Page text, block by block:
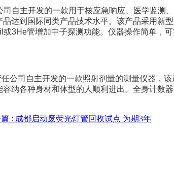
主开发的一款用于核应急响应、医学监测
达到国际同类产品技术水平。该产品采用新
3He管增加中子探测功能。仪器操作简单，可
司自主开发的一款照射剂量的测量仪器，该
纳各种身材和体型的人顺利进出。全身计数
: 成都启动废荧光灯管回收试点 为期3年